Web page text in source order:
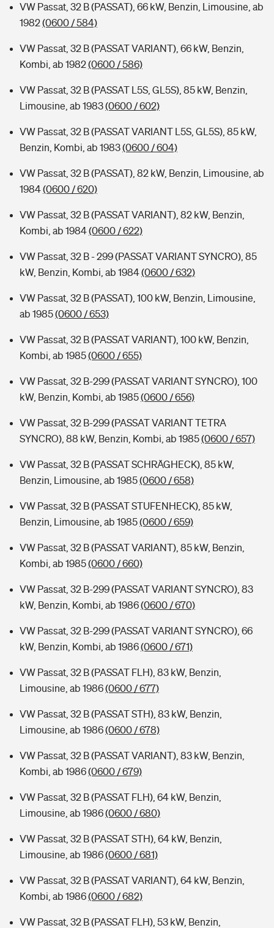
VW Passat, 32 B (PASSAT), 66 kW, Benzin, Limousine, ab
1982(0600 / 584)
VW Passat, 32 B (PASSAT VARIANT), 66 kW, Benzin,
Kombi, ab 1982(0600 / 586)
VW Passat, 32 B (PASSAT L5S, GL5S), 85 kW, Benzin,
Limousine, ab 1983(0600 / 602)
VW Passat, 32 B (PASSAT VARIANT L5S, GL5S), 85 kW,
Benzin, Kombi, ab 1983(0600 / 604)
VW Passat, 32 B (PASSAT), 82 kW, Benzin, Limousine, ab
1984(0600 / 620)
VW Passat, 32 B (PASSAT VARIANT), 82 kW, Benzin,
Kombi, ab 1984(0600 / 622)
VW Passat, 32 B - 299 (PASSAT VARIANT SYNCRO), 85
kW, Benzin, Kombi, ab 1984(0600 / 632)
VW Passat, 32 B (PASSAT), 100 kW, Benzin, Limousine,
ab 1985(0600 / 653)
VW Passat, 32 B (PASSAT VARIANT), 100 kW, Benzin,
Kombi, ab 1985(0600 / 655)
VW Passat, 32 B-299 (PASSAT VARIANT SYNCRO), 100
kW, Benzin, Kombi, ab 1985(0600 / 656)
VW Passat, 32 B-299 (PASSAT VARIANT TETRA
SYNCRO), 88 kW, Benzin, Kombi, ab 1985(0600 / 657)
VW Passat, 32 B (PASSAT SCHRÄGHECK), 85 kW,
Benzin, Limousine, ab 1985(0600 / 658)
VW Passat, 32 B (PASSAT STUFENHECK), 85 kW,
Benzin, Limousine, ab 1985(0600 / 659)
VW Passat, 32 B (PASSAT VARIANT), 85 kW, Benzin,
Kombi, ab 1985(0600 / 660)
VW Passat, 32 B-299 (PASSAT VARIANT SYNCRO), 83
kW, Benzin, Kombi, ab 1986(0600 / 670)
VW Passat, 32 B-299 (PASSAT VARIANT SYNCRO), 66
kW, Benzin, Kombi, ab 1986(0600 / 671)
VW Passat, 32 B (PASSAT FLH), 83 kW, Benzin,
Limousine, ab 1986(0600 / 677)
VW Passat, 32 B (PASSAT STH), 83 kW, Benzin,
Limousine, ab 1986(0600 / 678)
VW Passat, 32 B (PASSAT VARIANT), 83 kW, Benzin,
Kombi, ab 1986(0600 / 679)
VW Passat, 32 B (PASSAT FLH), 64 kW, Benzin,
Limousine, ab 1986(0600 / 680)
VW Passat, 32 B (PASSAT STH), 64 kW, Benzin,
Limousine, ab 1986(0600 / 681)
VW Passat, 32 B (PASSAT VARIANT), 64 kW, Benzin,
Kombi, ab 1986(0600 / 682)
VW Passat, 32 B (PASSAT FLH), 53 kW, Benzin,